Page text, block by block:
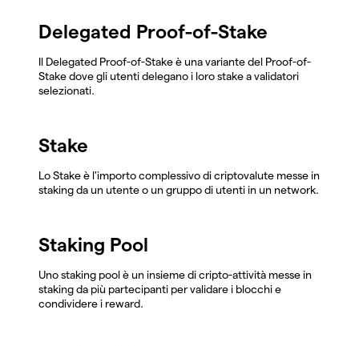
Delegated Proof-of-Stake
Il Delegated Proof-of-Stake è una variante del Proof-of-
Stake dove gli utenti delegano i loro stake a validatori
selezionati.
Stake
Lo Stake è l'importo complessivo di criptovalute messe in
staking da un utente o un gruppo di utenti in un network.
Staking Pool
Uno staking pool è un insieme di cripto-attività messe in
staking da più partecipanti per validare i blocchi e
condividere i reward.